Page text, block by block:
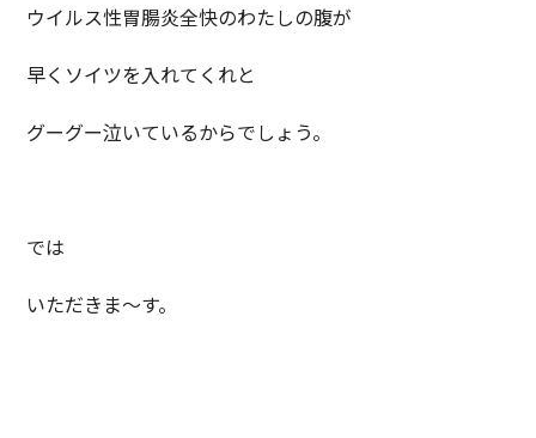
ウイルス性胃腸炎全快のわたしの腹が
早くソイツを入れてくれと
グーグー泣いているからでしょう。
では
いただきま〜す。